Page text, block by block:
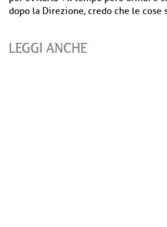
dopo la Direzione, credo che le cose
LEGGI ANCHE